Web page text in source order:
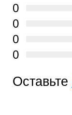
0
0
0
0
Оставьте